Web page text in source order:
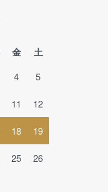
金 土
4 5
11 12
18 19
25 26